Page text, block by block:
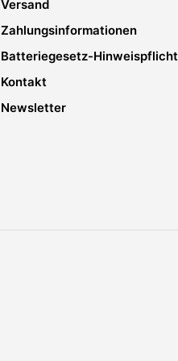
Versand
Zahlungsinformationen
Batteriegesetz-Hinweispflicht
Kontakt
Newsletter